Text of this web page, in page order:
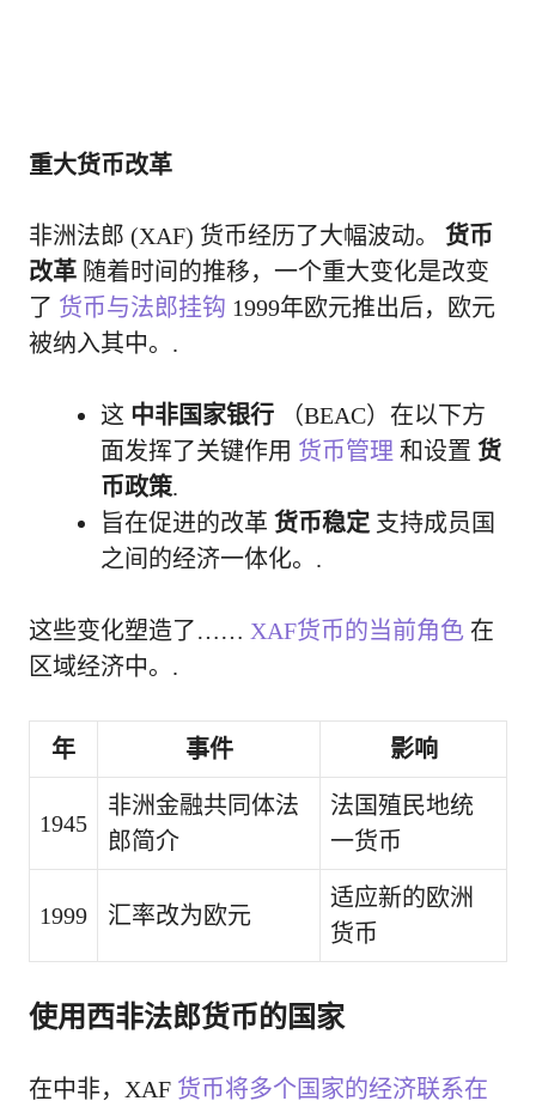
重大货币改革
非洲法郎 (XAF) 货币经历了大幅波动。 货币
改革 随着时间的推移，一个重大变化是改变
了 货币与法郎挂钩 1999年欧元推出后，欧元
被纳入其中。.
这 中非国家银行 （BEAC）在以下方
面发挥了关键作用 货币管理 和设置 货
币政策.
旨在促进的改革 货币稳定 支持成员国
之间的经济一体化。.
这些变化塑造了…… XAF货币的当前角色 在
区域经济中。.
年 事件 影响
1945
非洲金融共同体法
郎简介
法国殖民地统
一货币
1999 汇率改为欧元
适应新的欧洲
货币
使用西非法郎货币的国家
在中非，XAF 货币将多个国家的经济联系在